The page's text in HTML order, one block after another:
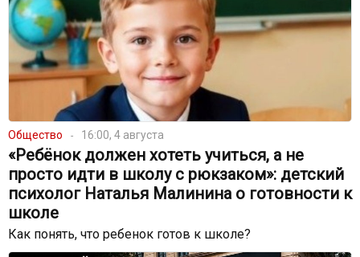
Общество 16:00, 4 августа
«Ребёнок должен хотеть учиться, а не
просто идти в школу с рюкзаком»: детский
психолог Наталья Малинина о готовности к
школе
Как понять, что ребенок готов к школе?